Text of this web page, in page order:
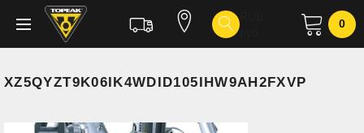
0
XZ5QYZT9K06IK4WDID105IHW9AH2FXVP